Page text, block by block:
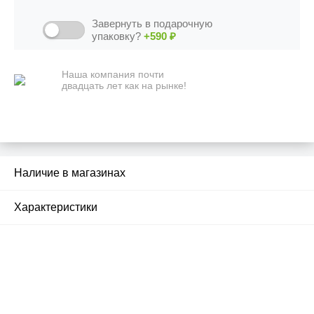
Завернуть в подарочную
упаковку? +590 ₽
Наша компания почти
двадцать лет как на рынке!
Наличие в магазинах
Характеристики